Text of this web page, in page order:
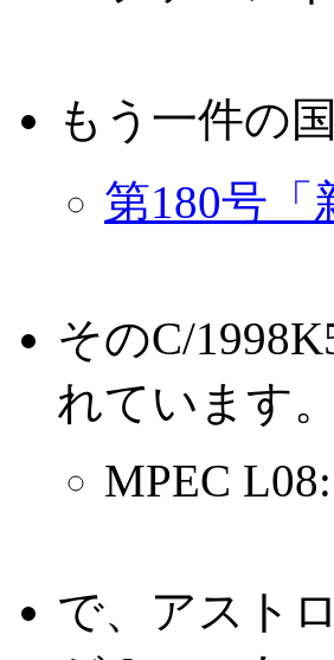
もう一件の
第180号「
そのC/
れています。
MPEC
で、アスト